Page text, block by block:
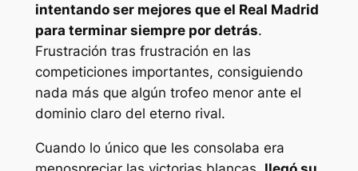
intentando ser mejores que el Real Madrid
para terminar siempre por detrás.
Frustración tras frustración en las
competiciones importantes, consiguiendo
nada más que algún trofeo menor ante el
dominio claro del eterno rival.
Cuando lo único que les consolaba era